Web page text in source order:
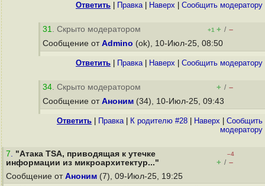
Ответить Правка| Наверх Cообщить модератору
31. Скрыто модератором +1 + / –
Сообщение от Admino (ok), 10-Июл-25, 08:50
Ответить Правка| Наверх Cообщить модератору
34. Скрыто модератором + / –
Сообщение от Аноним (34), 10-Июл-25, 09:43
Ответить Правка| К родителю #28 Наверх
Cообщить
модератору
7. "Атака TSA, приводящая к утечке
информации из микроархитектур..."
–4
+ / –
Сообщение от Аноним (7), 09-Июл-25, 19:25